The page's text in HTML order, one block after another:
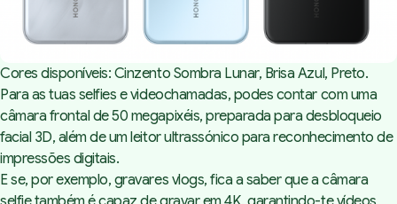
Cores disponíveis: Cinzento Sombra Lunar, Brisa Azul, Preto.
Para as tuas selfies e videochamadas, podes contar com uma
câmara frontal de 50 megapixéis, preparada para desbloqueio
facial 3D, além de um leitor ultrassónico para reconhecimento de
impressões digitais.
E se, por exemplo, gravares vlogs, fica a saber que a câmara